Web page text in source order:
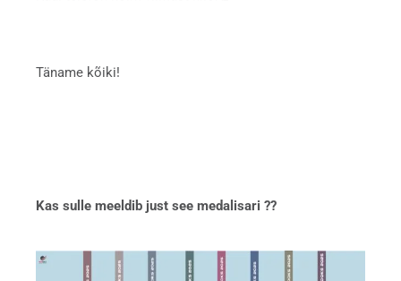
Täname kõiki!
Kas sulle meeldib just see medalisari ??